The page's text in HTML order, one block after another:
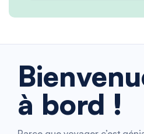
à bord !